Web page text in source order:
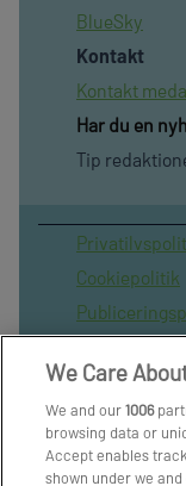
BlueSky
Kontakt
Kontakt
Har du en
Tip
Cookiepolitik
Spil
Administrer
Arkiv
We Care
We and our1006
browsing data or
Accept enables
shown under we